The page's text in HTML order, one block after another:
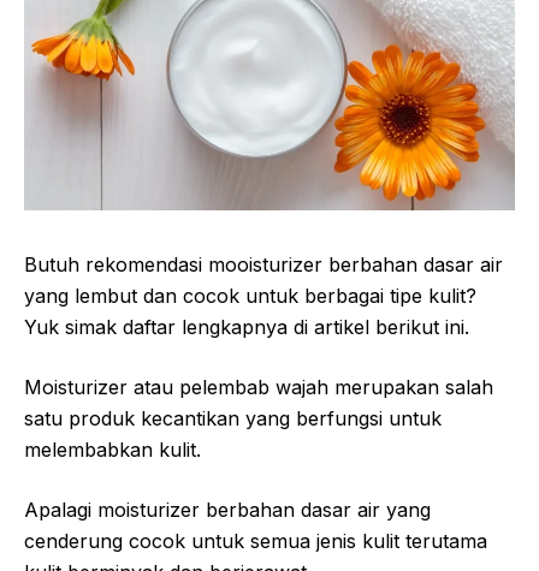
Butuh rekomendasi mooisturizer berbahan dasar air
yang lembut dan cocok untuk berbagai tipe kulit?
Yuk simak daftar lengkapnya di artikel berikut ini.
Moisturizer atau pelembab wajah merupakan salah
satu produk kecantikan yang berfungsi untuk
melembabkan kulit.
Apalagi moisturizer berbahan dasar air yang
cenderung cocok untuk semua jenis kulit terutama